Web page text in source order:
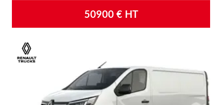
50900 € HT